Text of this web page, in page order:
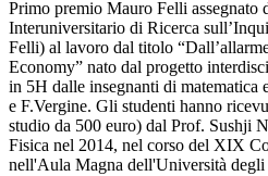
Primo premio Mauro Felli
Interuniversitario di Ricerca
Felli) al lavoro dal titolo
Economy” nato dal progetto
in 5H dalle insegnanti di matematica
e F.Vergine. Gli studenti hanno
studio da 500 euro) dal Prof. Sushji
Fisica nel 2014, nel corso del XIX
nell'Aula Magna dell'Università degli